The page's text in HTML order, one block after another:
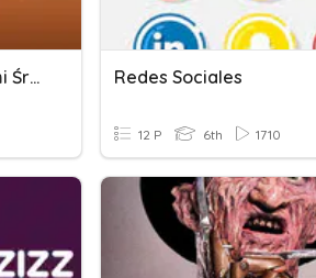
Relacje Między Elementami Środowiska I Region. Redes Sociales
12 P 6th 1710